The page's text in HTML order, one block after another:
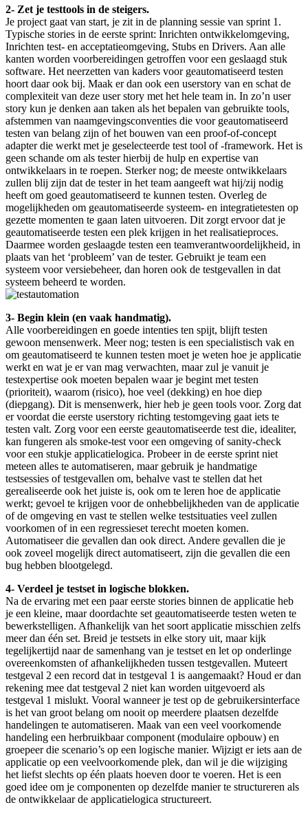
2- Zet je testtools in de steigers.
Je project gaat van start, je zit in de planning sessie van sprint 1.
Typische stories in de eerste sprint: Inrichten ontwikkelomgeving,
Inrichten test- en acceptatieomgeving, Stubs en Drivers. Aan alle
kanten worden voorbereidingen getroffen voor een geslaagd stuk
software. Het neerzetten van kaders voor geautomatiseerd testen
hoort daar ook bij. Maak er dan ook een userstory van en schat de
complexiteit van deze user story met het hele team in. In zo’n user
story kun je denken aan taken als het bepalen van gebruikte tools,
afstemmen van naamgevingsconventies die voor geautomatiseerd
testen van belang zijn of het bouwen van een proof-of-concept
adapter die werkt met je geselecteerde test tool of -framework. Het is
geen schande om als tester hierbij de hulp en expertise van
ontwikkelaars in te roepen. Sterker nog; de meeste ontwikkelaars
zullen blij zijn dat de tester in het team aangeeft wat hij/zij nodig
heeft om goed geautomatiseerd te kunnen testen. Overleg de
mogelijkheden om geautomatiseerde systeem- en integratietesten op
gezette momenten te gaan laten uitvoeren. Dit zorgt ervoor dat je
geautomatiseerde testen een plek krijgen in het realisatieproces.
Daarmee worden geslaagde testen een teamverantwoordelijkheid, in
plaats van het ‘probleem’ van de tester. Gebruikt je team een
systeem voor versiebeheer, dan horen ook de testgevallen in dat
systeem beheerd te worden.
3- Begin klein (en vaak handmatig).
Alle voorbereidingen en goede intenties ten spijt, blijft testen
gewoon mensenwerk. Meer nog; testen is een specialistisch vak en
om geautomatiseerd te kunnen testen moet je weten hoe je applicatie
werkt en wat je er van mag verwachten, maar zul je vanuit je
testexpertise ook moeten bepalen waar je begint met testen
(prioriteit), waarom (risico), hoe veel (dekking) en hoe diep
(diepgang). Dit is mensenwerk, hier heb je geen tools voor. Zorg dat
er voordat die eerste userstory richting testomgeving gaat iets te
testen valt. Zorg voor een eerste geautomatiseerde test die, idealiter,
kan fungeren als smoke-test voor een omgeving of sanity-check
voor een stukje applicatielogica. Probeer in de eerste sprint niet
meteen alles te automatiseren, maar gebruik je handmatige
testsessies of testgevallen om, behalve vast te stellen dat het
gerealiseerde ook het juiste is, ook om te leren hoe de applicatie
werkt; gevoel te krijgen voor de onhebbelijkheden van de applicatie
of de omgeving en vast te stellen welke testsituaties veel zullen
voorkomen of in een regressieset terecht moeten komen.
Automatiseer die gevallen dan ook direct. Andere gevallen die je
ook zoveel mogelijk direct automatiseert, zijn die gevallen die een
bug hebben blootgelegd.
4- Verdeel je testset in logische blokken.
Na de ervaring met een paar eerste stories binnen de applicatie heb
je een kleine, maar doordachte set geautomatiseerde testen weten te
bewerkstelligen. Afhankelijk van het soort applicatie misschien zelfs
meer dan één set. Breid je testsets in elke story uit, maar kijk
tegelijkertijd naar de samenhang van je testset en let op onderlinge
overeenkomsten of afhankelijkheden tussen testgevallen. Muteert
testgeval 2 een record dat in testgeval 1 is aangemaakt? Houd er dan
rekening mee dat testgeval 2 niet kan worden uitgevoerd als
testgeval 1 mislukt. Vooral wanneer je test op de gebruikersinterface
is het van groot belang om nooit op meerdere plaatsen dezelfde
handelingen te automatiseren. Maak van een veel voorkomende
handeling een herbruikbaar component (modulaire opbouw) en
groepeer die scenario’s op een logische manier. Wijzigt er iets aan de
applicatie op een veelvoorkomende plek, dan wil je die wijziging
het liefst slechts op één plaats hoeven door te voeren. Het is een
goed idee om je componenten op dezelfde manier te structureren als
de ontwikkelaar de applicatielogica structureert.